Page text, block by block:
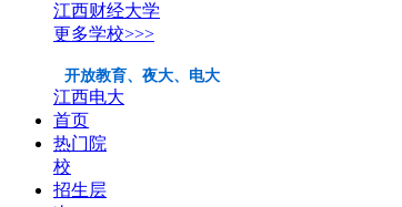
江西财经大学
更多学校>>>
开放教育、夜大、电大
江西电大
首页
热门院
校
招生层